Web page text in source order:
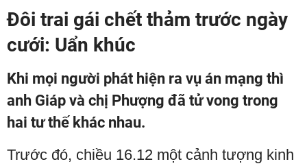
Đôi trai gái chết thảm trước ngày
cưới: Uẩn khúc
Khi mọi người phát hiện ra vụ án mạng thì
anh Giáp và chị Phượng đã tử vong trong
hai tư thế khác nhau.
Trước đó, chiều 16.12 một cảnh tượng kinh